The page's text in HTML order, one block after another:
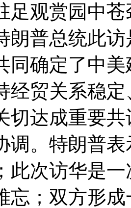
足观赏园中
朗普总统此
同确定了中
经贸关系稳
切达成重要
调。特朗普
此次访华是
忘；双方形